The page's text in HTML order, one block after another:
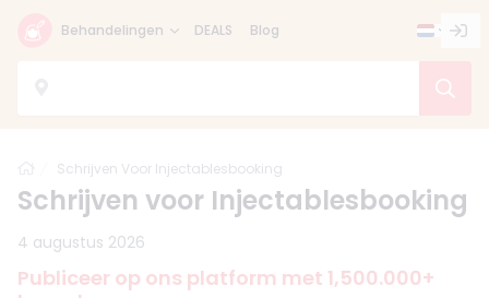
Behandelingen DEALS Blog
Home
Schrijven Voor Injectablesbooking
Schrijven voor Injectablesbooking
4 augustus 2026
Publiceer op ons platform met 1,500.000+